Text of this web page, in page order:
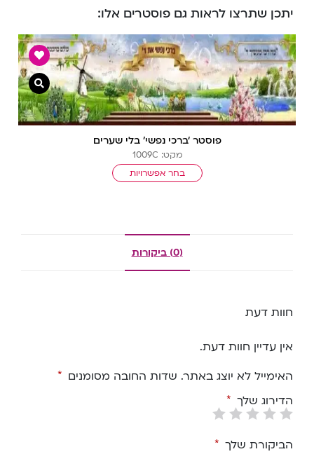
יתכן שתרצו לראות גם פוסטרים אלו:
פוסטר ‘ברכי נפשי’ בלי שערים
מקט: 1009C
בחר אפשרויות
צפייה
(0) ביקורות
חוות דעת
אין עדיין חוות דעת.
האימייל לא יוצג באתר. שדות החובה מסומנים *
הדירוג שלך *
הביקורת שלך *